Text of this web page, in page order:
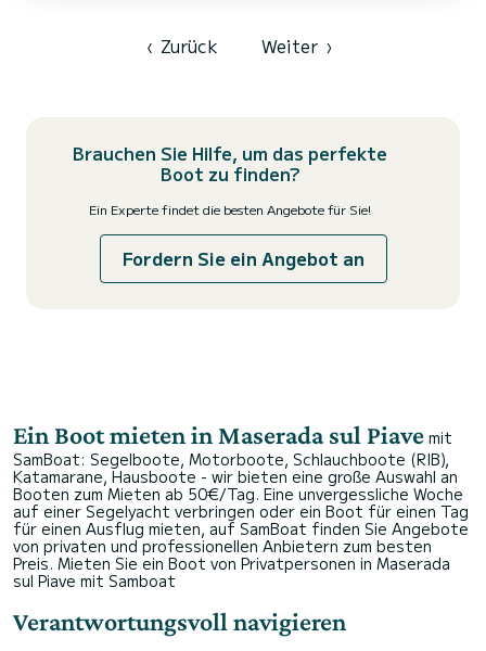
Angebot direkt über die Plattform an, damit wir Ihnen die b...
‹ Zurück Weiter ›
Brauchen Sie Hilfe, um das perfekte
Boot zu finden?
Ein Experte findet die besten Angebote für Sie!
Fordern Sie ein Angebot an
Ein Boot mieten in Maserada sul Piave mit
SamBoat: Segelboote, Motorboote, Schlauchboote (RIB),
Katamarane, Hausboote - wir bieten eine große Auswahl an
Booten zum Mieten ab 50€/Tag. Eine unvergessliche Woche
auf einer Segelyacht verbringen oder ein Boot für einen Tag
für einen Ausflug mieten, auf SamBoat finden Sie Angebote
von privaten und professionellen Anbietern zum besten
Preis. Mieten Sie ein Boot von Privatpersonen in Maserada
sul Piave mit Samboat
Verantwortungsvoll navigieren